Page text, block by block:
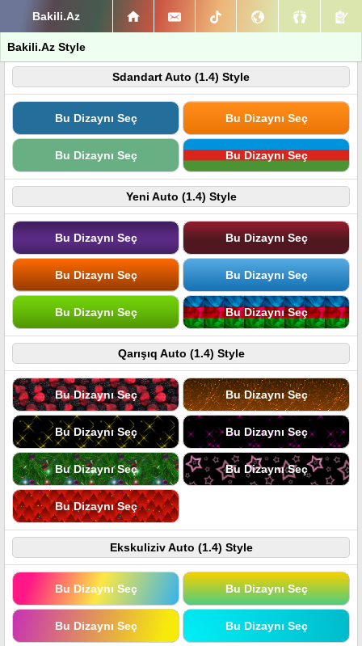
Bakili.Az
Bakili.Az Style
Sdandart Auto (1.4) Style
Bu Dizaynı Seç Bu Dizaynı Seç
Bu Dizaynı Seç Bu Dizaynı Seç
Yeni Auto (1.4) Style
Bu Dizaynı Seç Bu Dizaynı Seç
Bu Dizaynı Seç Bu Dizaynı Seç
Bu Dizaynı Seç Bu Dizaynı Seç
Qarışıq Auto (1.4) Style
Bu Dizaynı Seç Bu Dizaynı Seç
Bu Dizaynı Seç Bu Dizaynı Seç
Bu Dizaynı Seç Bu Dizaynı Seç
Bu Dizaynı Seç
Ekskuliziv Auto (1.4) Style
Bu Dizaynı Seç Bu Dizaynı Seç
Bu Dizaynı Seç Bu Dizaynı Seç